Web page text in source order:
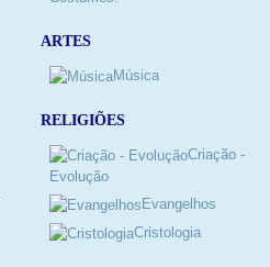
ARTES
Música
RELIGIÕES
Criação -
Evolução
Evangelhos
Cristologia